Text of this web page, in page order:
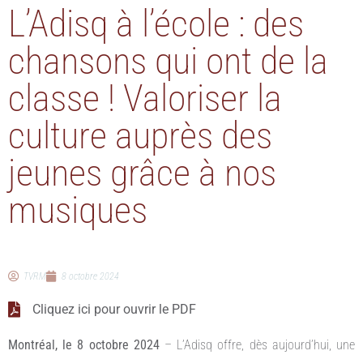
L’Adisq à l’école : des
chansons qui ont de la
classe ! Valoriser la
culture auprès des
jeunes grâce à nos
musiques
TVRM 8 octobre 2024
Cliquez ici pour ouvrir le PDF
Montréal, le 8 octobre 2024 – L’Adisq offre, dès aujourd’hui, une